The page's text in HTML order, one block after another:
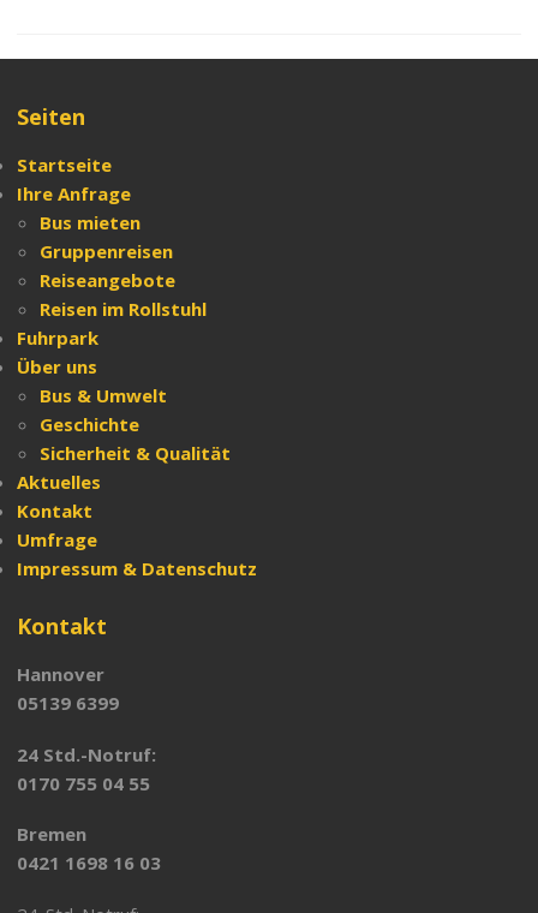
Seiten
Startseite
Ihre Anfrage
Bus mieten
Gruppenreisen
Reiseangebote
Reisen im Rollstuhl
Fuhrpark
Über uns
Bus & Umwelt
Geschichte
Sicherheit & Qualität
Aktuelles
Kontakt
Umfrage
Impressum & Datenschutz
Kontakt
Hannover
05139 6399
24 Std.-Notruf:
0170 755 04 55
Bremen
0421 1698 16 03